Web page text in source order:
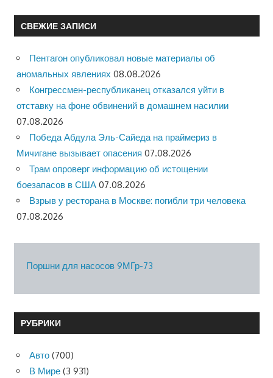
СВЕЖИЕ ЗАПИСИ
Пентагон опубликовал новые материалы об
аномальных явлениях 08.08.2026
Конгрессмен-республиканец отказался уйти в
отставку на фоне обвинений в домашнем насилии
07.08.2026
Победа Абдула Эль-Сайеда на праймериз в
Мичигане вызывает опасения 07.08.2026
Трам опроверг информацию об истощении
боезапасов в США 07.08.2026
Взрыв у ресторана в Москве: погибли три человека
07.08.2026
Поршни для насосов 9МГр-73
РУБРИКИ
Авто (700)
В Мире (3 931)